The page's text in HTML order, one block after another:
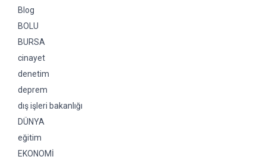
Blog
BOLU
BURSA
cinayet
denetim
deprem
dış işleri bakanlığı
DÜNYA
eğitim
EKONOMİ